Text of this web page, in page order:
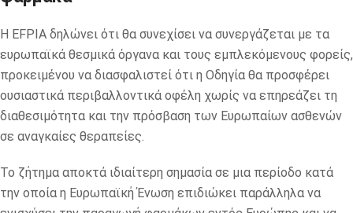
Η EFPIA δηλώνει ότι θα συνεχίσει να συνεργάζεται με τα
ευρωπαϊκά θεσμικά όργανα και τους εμπλεκόμενους φορείς,
προκειμένου να διασφαλιστεί ότι η Οδηγία θα προσφέρει
ουσιαστικά περιβαλλοντικά οφέλη χωρίς να επηρεάζει τη
διαθεσιμότητα και την πρόσβαση των Ευρωπαίων ασθενών
σε αναγκαίες θεραπείες.
Το ζήτημα αποκτά ιδιαίτερη σημασία σε μια περίοδο κατά
την οποία η Ευρωπαϊκή Ένωση επιδιώκει παράλληλα να